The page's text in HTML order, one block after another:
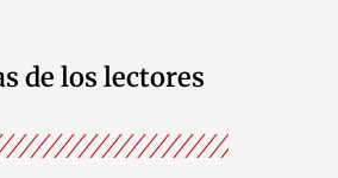
de los lectores